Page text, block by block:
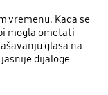
vremenu. Kada se
mogla ometati
glasa na
dijaloge